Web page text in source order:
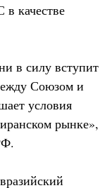
качестве
в силу вступит
Союзом и
условия
рынке»,